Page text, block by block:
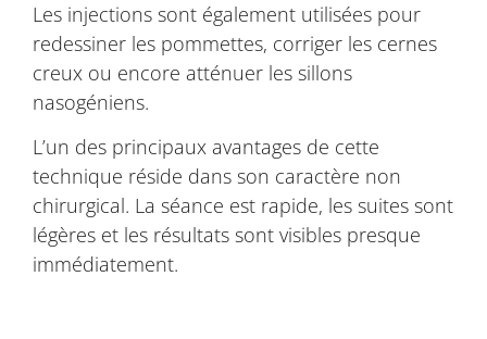
Les injections sont également utilisées pour
redessiner les pommettes, corriger les cernes
creux ou encore atténuer les sillons
nasogéniens.
L’un des principaux avantages de cette
technique réside dans son caractère non
chirurgical. La séance est rapide, les suites sont
légères et les résultats sont visibles presque
immédiatement.